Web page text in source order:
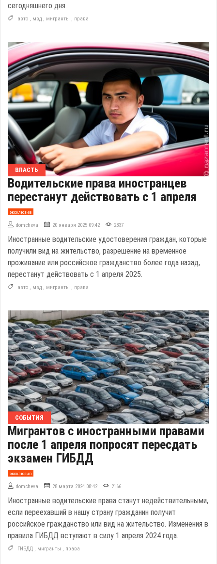
сегодняшнего дня.
авто , мвд , мигранты , права
ВЛАСТЬ
Водительские права иностранцев
перестанут действовать с 1 апреля
эксклюзив
domcheva 20 января 2025 09:42 2837
Иностранные водительские удостоверения граждан, которые
получили вид на жительство, разрешение на временное
проживание или российское гражданство более года назад,
перестанут действовать с 1 апреля 2025.
авто , мвд , мигранты , права
СОБЫТИЯ
Мигрантов с иностранными правами
после 1 апреля попросят пересдать
экзамен ГИБДД
эксклюзив
domcheva 28 марта 2024 08:42 2166
Иностранные водительские права станут недействительными,
если переехавший в нашу страну гражданин получит
российское гражданство или вид на жительство. Изменения в
правила ГИБДД вступают в силу 1 апреля 2024 года.
ГИБДД , мигранты , права